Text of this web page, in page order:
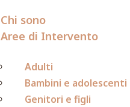
Chi sono
Aree di Intervento
Adulti
Bambini e adolescenti
Genitori e figli